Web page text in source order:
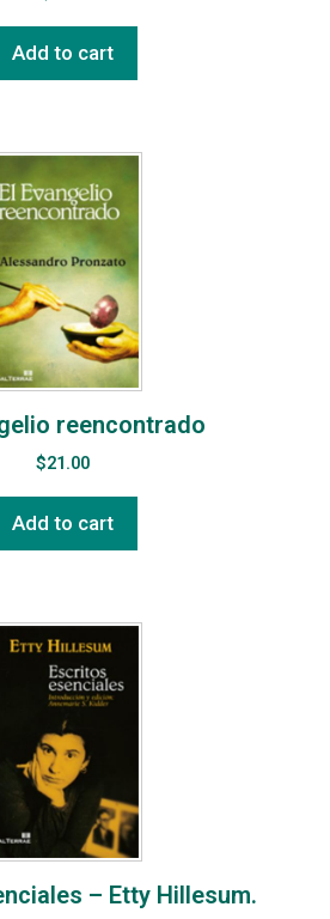
Add to cart
reencontrado
$21.00
Add to cart
– Etty Hillesum.